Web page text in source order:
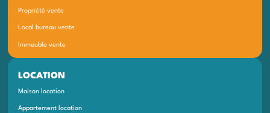
Local bureau vente
Immeuble vente
Propriété vente
LOCATION
Maison location
Appartement location